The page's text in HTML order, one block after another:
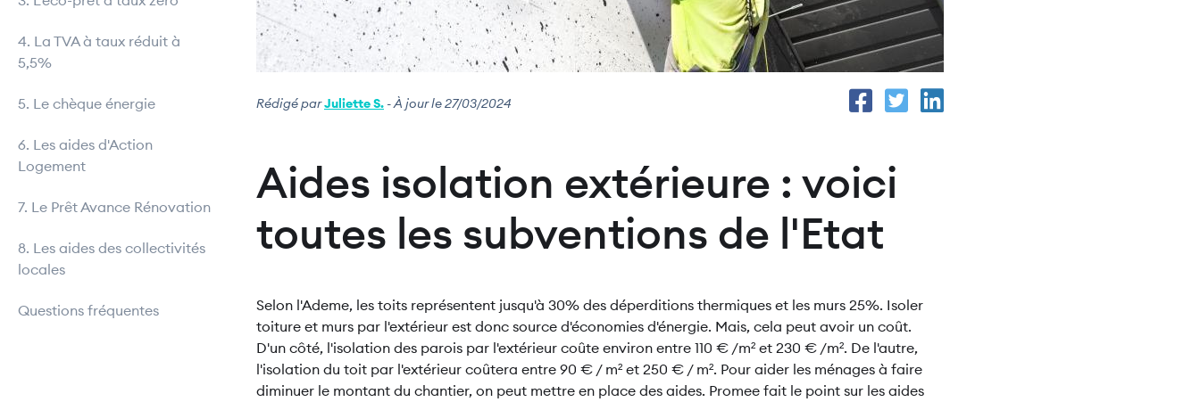
4. La TVA à taux réduit à
5,5%
5. Le chèque énergie
6. Les aides d'Action
Logement
7. Le Prêt Avance Rénovation
8. Les aides des collectivités
locales
Questions fréquentes
Rédigé parJuliette S. - À jour le 27/03/2024
Aides isolation extérieure : voici
toutes les subventions de l'Etat
Selon l'Ademe, les toits représentent jusqu'à 30% des déperditions thermiques et les murs 25%. Isoler
toiture et murs par l'extérieur est donc source d'économies d'énergie. Mais, cela peut avoir un coût.
D'un côté, l'isolation des parois par l'extérieur coûte environ entre 110 € /m² et 230 € /m². De l'autre,
l'isolation du toit par l'extérieur coûtera entre 90 € / m² et 250 € / m². Pour aider les ménages à faire
diminuer le montant du chantier, on peut mettre en place des aides. Promee fait le point sur les aides